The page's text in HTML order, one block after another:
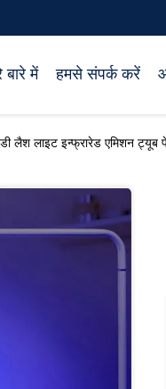
बारे में हमसे संपर्क करें
लैश लाइट इन्फ्रारेड एमिशन ट्यूब